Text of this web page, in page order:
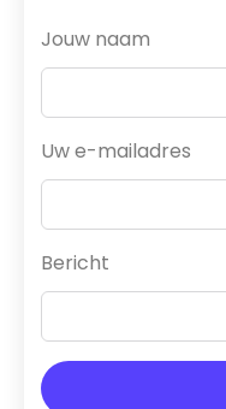
Jouw naam
Uw e-mailadres
Bericht